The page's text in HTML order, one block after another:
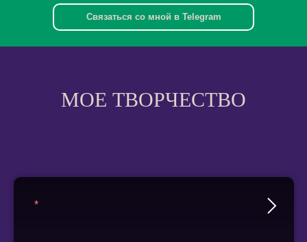
Связаться со мной в Telegram
МОЕ ТВОРЧЕСТВО
*